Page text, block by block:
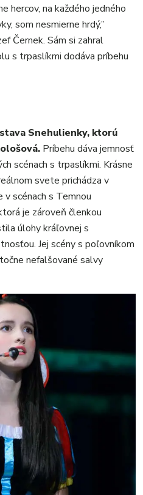
hercov, na každého jedného
som nesmierne hrdý,”
Černek. Sám si zahral
s trpaslíkmi dodáva príbehu
Snehulienky, ktorú
Príbehu dáva jemnosť
scénach s trpaslíkmi. Krásne
svete prichádza v
v scénach s Temnou
je zároveň členkou
úlohy kráľovnej s
Jej scény s poľovníkom
nefalšované salvy